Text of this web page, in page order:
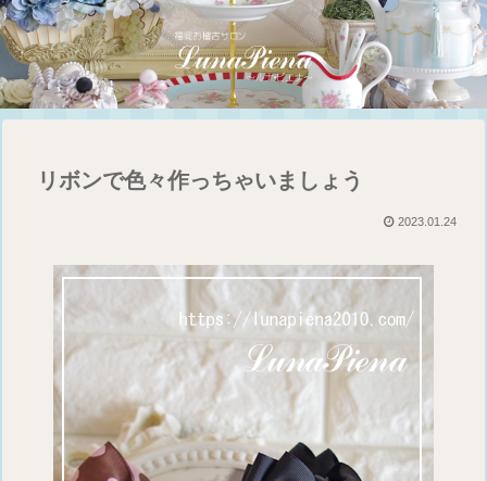
リボンで色々作っちゃいましょう
2023.01.24